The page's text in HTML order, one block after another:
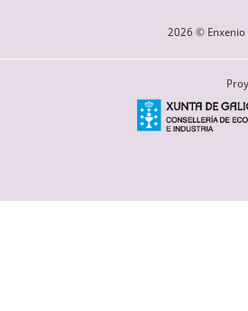
2026 © Enxenio